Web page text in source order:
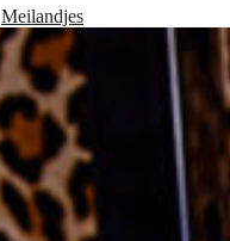
Meilandjes